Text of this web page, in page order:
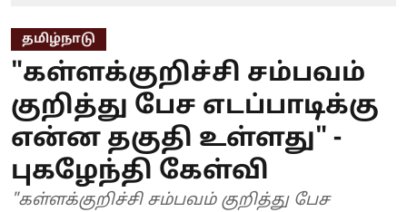
தமிழ்நாடு
"கள்ளக்குறிச்சி சம்பவம்
குறித்து பேச எடப்பாடிக்கு
என்ன தகுதி உள்ளது" -
புகழேந்தி கேள்வி
"கள்ளக்குறிச்சி சம்பவம் குறித்து பேச